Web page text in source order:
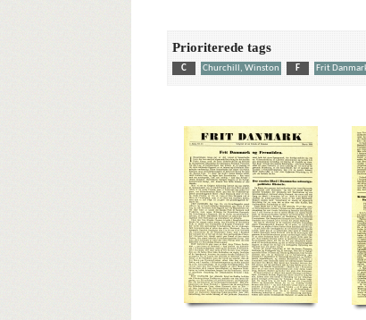
Prioriterede tags
C Churchill, Winston F Frit
Crone, Erik
Curzon-Linien D
Eifel F FN (De forenede Nationer)
HIPO
Hjortø, Keld, adjunkt Hobro
London
Lwow M Madsen, Poul, portør
Pancke, Günther
Paris Polen
Steffensen Johansen, forstander
USA
V Vesterhavet W Walthing,